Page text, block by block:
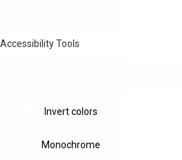
Accessibility Tools
Invert colors
Monochrome